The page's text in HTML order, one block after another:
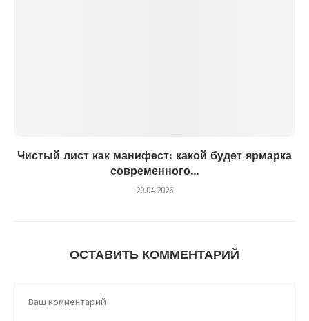
Чистый лист как манифест: какой будет ярмарка
современного...
20.04.2026
ОСТАВИТЬ КОММЕНТАРИЙ